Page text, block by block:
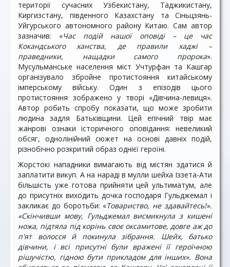
території сучасних Узбекистану, Таджикистану,
Киргизстану, південного Казахстану та Сіньцзянь-
Уйгурського автономного району Китаю. Сам автор
зазначив: «Час подій нашої оповіді – це час
Кокандського ханства, де правили хаджі –
праведники, нащадки самого пророка».
Мусульманське населення міст Учтурфан та Кашгар
організувало збройне протистояння китайському
імперському війську. Один з епізодів цього
протистояння зображено у творі «Дівчина-левиця».
Автор робить спробу показати, що може зробити
людина задля Батьківщини. Цей епічний твір має
жанрові ознаки історичного оповідання: невеликий
обсяг, однолінійний сюжет на основі давніх подій,
різнобічно розкритий образ однієї героїні.
Жорстокі нападники вимагають від містян здатися й
заплатити викуп. А на нараді в мулли шейха Іззета-Ати
більшість уже готова прийняти цей ультиматум, але
до присутніх виходить дочка господаря Гульджемал і
закликає до боротьби: «Товариство, не здавайтесь!».
«Скінчивши мову, Гульджемал висмикнула з кишені
ножа, підтяла під корінь своє оксамитове, довге аж до
п'ят волосся й покинула зібрання. Шейх, батько
дівчини, і всі присутні були вражені її героїчною
рішучістю, гідною бути прикладом для інших». Вона